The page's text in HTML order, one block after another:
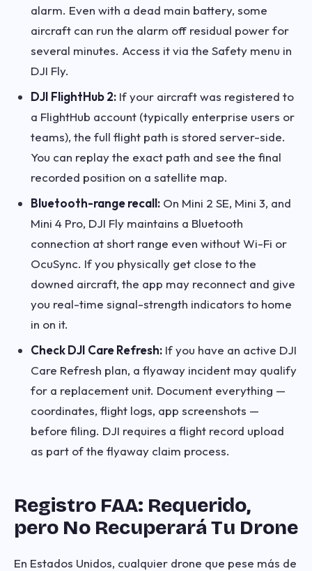
alarm. Even with a dead main battery, some
aircraft can run the alarm off residual power for
several minutes. Access it via the Safety menu in
DJI Fly.
DJI FlightHub 2: If your aircraft was registered to
a FlightHub account (typically enterprise users or
teams), the full flight path is stored server-side.
You can replay the exact path and see the final
recorded position on a satellite map.
Bluetooth-range recall: On Mini 2 SE, Mini 3, and
Mini 4 Pro, DJI Fly maintains a Bluetooth
connection at short range even without Wi-Fi or
OcuSync. If you physically get close to the
downed aircraft, the app may reconnect and give
you real-time signal-strength indicators to home
in on it.
Check DJI Care Refresh: If you have an active DJI
Care Refresh plan, a flyaway incident may qualify
for a replacement unit. Document everything —
coordinates, flight logs, app screenshots —
before filing. DJI requires a flight record upload
as part of the flyaway claim process.
Registro FAA: Requerido,
pero No Recuperará Tu Drone
En Estados Unidos, cualquier drone que pese más de